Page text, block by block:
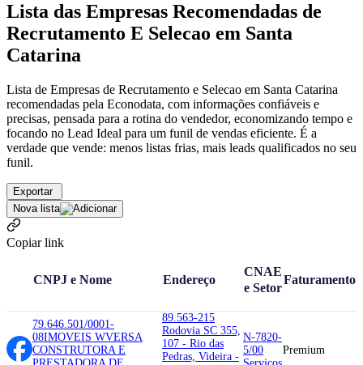
Lista das Empresas Recomendadas de
Recrutamento E Selecao em Santa
Catarina
Lista de Empresas de Recrutamento e Selecao em Santa Catarina
recomendadas pela Econodata, com informações confiáveis e
precisas, pensada para a rotina do vendedor, economizando tempo e
focando no Lead Ideal para um funil de vendas eficiente. É a
verdade que vende: menos listas frias, mais leads qualificados no seu
funil.
Exportar
Nova lista
Copiar link
CNPJ e Nome Endereço
CNAE
e Setor
Faturamento
79.646.501/0001-
08IMOVEIS WVERSA
CONSTRUTORA E
89.563-215
Rodovia SC 355,
107 - Rio das
Pedras, Videira -
N-7820-
5/00
Premium